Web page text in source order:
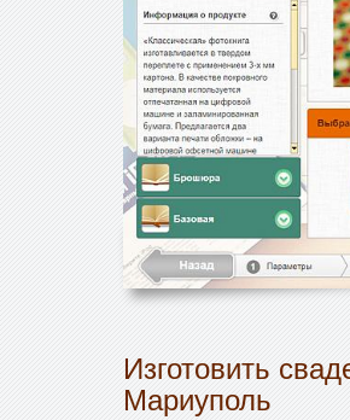
Изготовить
Мариуполь